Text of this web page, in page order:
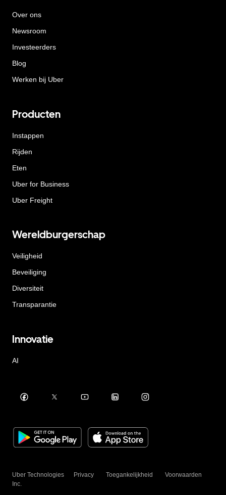
Over ons
Newsroom
Investeerders
Blog
Werken bij Uber
Producten
Instappen
Rijden
Eten
Uber for Business
Uber Freight
Wereldburgerschap
Veiligheid
Beveiliging
Diversiteit
Transparantie
Innovatie
AI
Uber Technologies
Inc.
Privacy Toegankelijkheid Voorwaarden